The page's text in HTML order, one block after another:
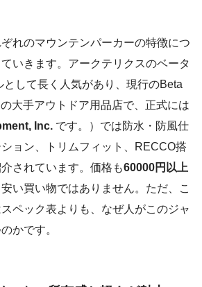
れのマウンテンパーカーの特徴につ
いきます。アークテリクスのベータ
して長く人気があり、現行のBeta
大手アウトドア用品店で、正式には
Inc. です。）では防水・防風仕
ョン、トリムフィット、RECCO搭
されています。価格も60000円以上
安い買い物ではありません。ただ、こ
ペック表よりも、なぜ人がこのジャ
かです。